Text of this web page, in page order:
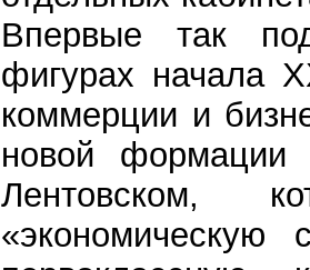
Впервые так
фигурах начала
коммерции и
новой
Лентовском,
«экономическую